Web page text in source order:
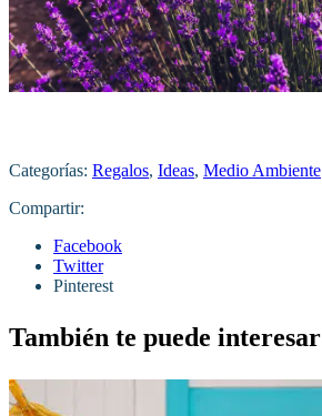
Categorías: Regalos, Ideas, Medio Ambiente
Compartir:
Facebook
Twitter
Pinterest
También te puede interesar